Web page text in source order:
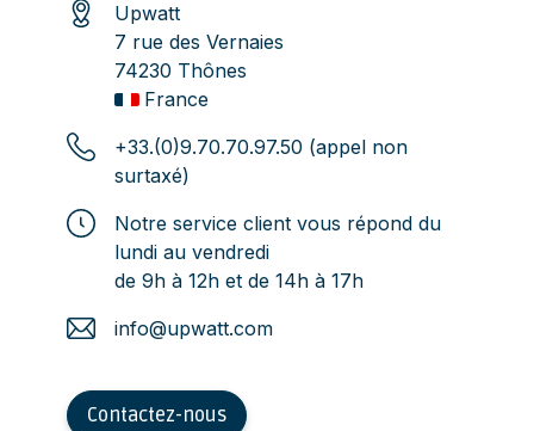
Upwatt
7 rue des Vernaies
74230 Thônes
France
+33.(0)9.70.70.97.50 (appel non
surtaxé)
Notre service client vous répond du
lundi au vendredi
de 9h à 12h et de 14h à 17h
info@upwatt.com
Contactez-nous